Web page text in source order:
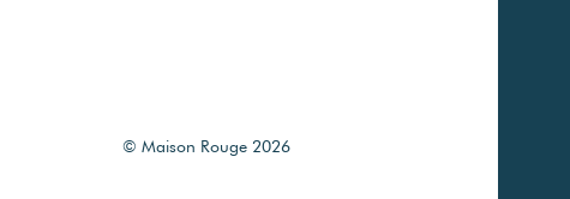
© Maison Rouge 2026